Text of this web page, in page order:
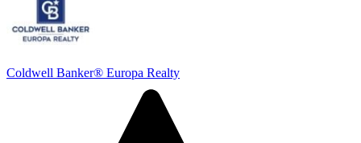
Coldwell Banker® Europa Realty